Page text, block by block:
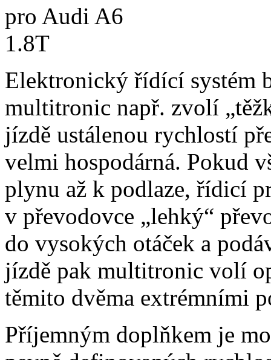
Elektronický řídící systém
multitronic např. zvolí
jízdě ustálenou rychlostí
velmi hospodárná. Pokud
plynu až k podlaze, řídicí
v převodovce „lehký“
do vysokých otáček a
jízdě pak multitronic volí
těmito dvěma extrémními
Příjemným doplňkem je